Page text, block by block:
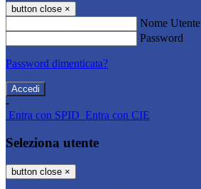
button close ×
Nome Utente
Password
Password dimenticata?
-
Entra con SPID Entra con CIE
Seleziona utente
button close ×